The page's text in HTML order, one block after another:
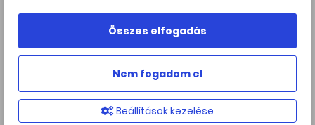
266 °C-ot (az abszolút nulla fok fölött mindössze 7 K-t)
jelent. A MIRI képeket és színképeket is készít, sőt
Naprendszer halvány üstököseitől kezdve a legtávolabbi
galaxisokig szinte minden szóba jöhető célpont
megfigyelésére szánt műszeregyüttes európai–amerikai
Összes elfogadás
Nem fogadom el
Beállítások kezelése